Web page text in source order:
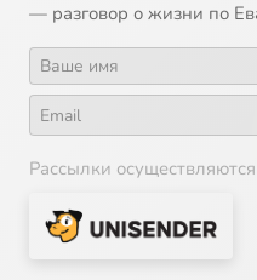
15
16 Сорок мучеников
18 БЛАГОВЕЩЕНИЕ,
— разговор о жизни по
Рассылки